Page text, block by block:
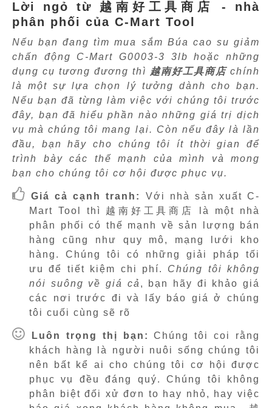
Lời ngỏ từ 越南好工具商店 - nhà
phân phối của C-Mart Tool
Nếu bạn đang tìm mua sắm Búa cao su giảm
chấn động C-Mart G0003-3 3lb hoặc những
dụng cụ tương đương thì 越南好工具商店chính
là một sự lựa chọn lý tưởng dành cho bạn.
Nếu bạn đã từng làm việc với chúng tôi trước
đây, bạn đã hiểu phần nào những giá trị dịch
vụ mà chúng tôi mang lại. Còn nếu đây là lần
đầu, bạn hãy cho chúng tôi ít thời gian để
trình bày các thế mạnh của mình và mong
bạn cho chúng tôi cơ hội được phục vụ.
Giá cả cạnh tranh:
Với nhà sản xuất C-
Mart Tool thì 越南好工具商店 là một nhà
phân phối có thế mạnh về sản lượng bán
hàng cũng như quy mô, mạng lưới kho
hàng. Chúng tôi có những giải pháp tối
ưu để tiết kiệm chi phí. Chúng tôi không
nói suông về giá cả , bạn hãy đi khảo giá
các nơi trước đi và lấy báo giá ở chúng
tôi cuối cùng sẽ rõ
Luôn trọng thị bạn:
Chúng tôi coi rằng
khách hàng là người nuôi sống chúng tôi
nên bất kể ai cho chúng tôi cơ hội được
phục vụ đều đáng quý. Chúng tôi không
phân biệt đối xử đơn to hay nhỏ, hay việc